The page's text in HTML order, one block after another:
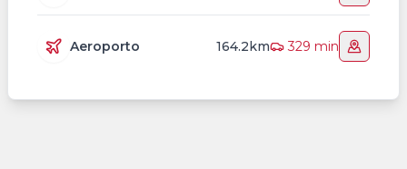
Aeroporto 164.2km 329 min